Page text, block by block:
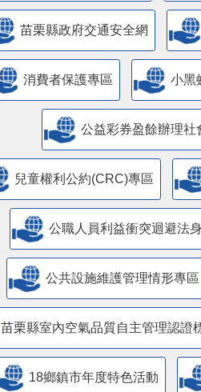
苗栗縣政府交通安全網
消費者保護專區 小黑
公益彩券盈餘辦理社
兒童權利公約(CRC)專區
公職人員利益衝突迴避法
​公共設施維護管理情形專區
苗栗縣室內空氣品質自主管理認證
18鄉鎮市年度特色活動